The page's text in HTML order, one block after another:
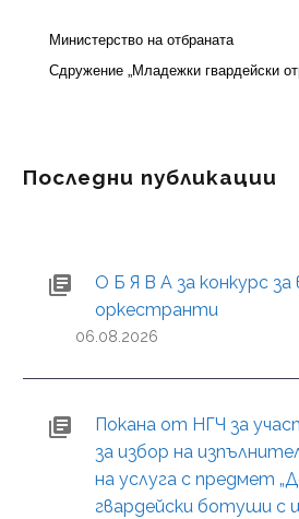
Министерство на отбраната
Сдружение „Младежки гвардейски
Последни публикации
О Б Я В А за конкурс за
оркестранти
06.08.2026
Покана от НГЧ за
за избор на
на услуга с предмет
гвардейски ботуши с